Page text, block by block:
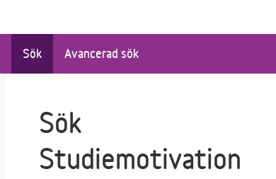
Sök Avancerad sök
Sök
Studiemotivation